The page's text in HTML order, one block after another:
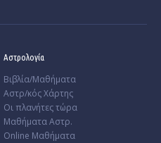
Αστρολογία
Βιβλία/Μαθήματα
Αστρ/κός Χάρτης
Οι πλανήτες τώρα
Μαθήματα Αστρ.
Online Μαθήματα